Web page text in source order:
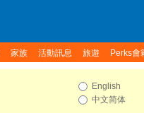
家族 活動訊息 旅遊 Perks會
English
中文简体